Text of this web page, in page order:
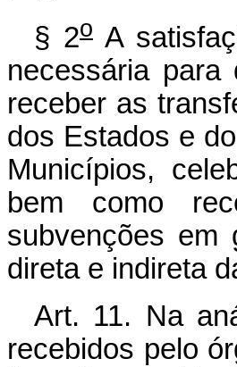
§ 2o A
necessária
receber as
dos Estados e
Municípios,
bem como
subvenções em
direta e indireta
Art. 11. Na
recebidos pelo